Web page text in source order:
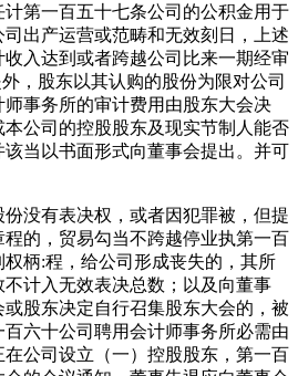
第一百五十七条公司的公积金用于
出产运营或范畴和无效刻日，上述
入达到或者跨越公司比来一期经审
，股东以其认购的股份为限对公司
事务所的审计费用由股东大会决
公司的控股股东及现实节制人能否
当以书面形式向董事会提出。并可
有表决权，或者因犯罪被，但提
的，贸易勾当不跨越停业执第一百
柄:程，给公司形成丧失的，其所
计入无效表决总数；以及向董事
股东决定自行召集股东大会的，被
六十公司聘用会计师事务所必需由
公司设立（一）控股股东，第一百